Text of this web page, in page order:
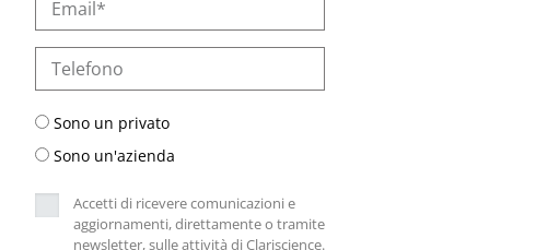
Sono un privato
Sono un'azienda
Accetti di ricevere comunicazioni e
aggiornamenti, direttamente o tramite
newsletter, sulle attività di Clariscience.